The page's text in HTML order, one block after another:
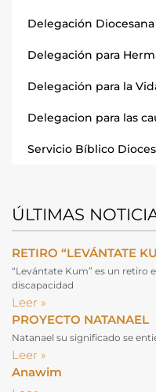
Delegación
Delegación para
Delegación para la
Delegacion para las
Servicio Bíblico
ÚLTIMAS
RETIRO “LEVÁNTATE
“Levántate Kum” es un retiro
discapacidad
Leer »
PROYECTO NATANAEL
Natanael su significado se
Leer »
Anawim